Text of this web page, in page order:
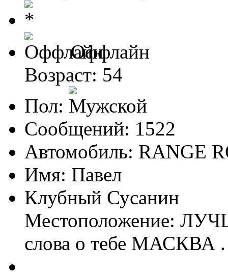
Оффлайн
Возраст: 54
Пол:
Сообщений: 1522
Автомобиль: RАNGE
Имя: Павел
Клубный Сусанин
Местоположение:
слова о тебе МАСКВА